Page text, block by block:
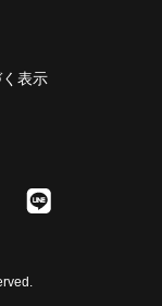
表示